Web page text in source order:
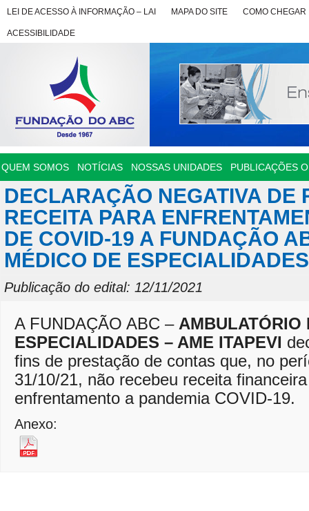
LEI DE ACESSO À INFORMAÇÃO – LAI MAPA DO SITE COMO CHEGAR
ACESSIBILIDADE
QUEM SOMOS NOTÍCIAS NOSSAS UNIDADES PUBLICAÇÕES
DECLARAÇÃO NEGATIVA DE
RECEITA PARA
DE COVID-19 A FUNDAÇÃO
MÉDICO DE
Publicação do edital: 12/11/2021
A FUNDAÇÃO ABC – AMBULATÓRIO
ESPECIALIDADES – AME ITAPEVI
fins de prestação de contas que, no
31/10/21, não recebeu receita
enfrentamento a pandemia COVID-19.
Anexo: